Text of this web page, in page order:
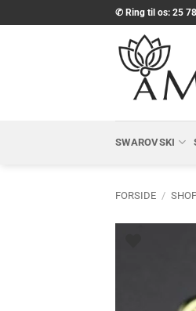
til
✆ Ring til os: 25
SWAROVSKI
FORSIDE /